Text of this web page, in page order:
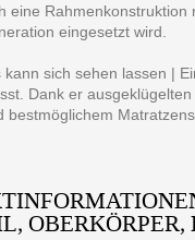
eine
eingesetzt wird.
kann sich sehen lassen |
Dank er
bestmöglichem